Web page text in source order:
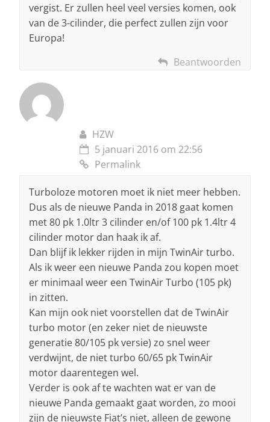
vergist. Er zullen heel veel versies komen, ook
van de 3-cilinder, die perfect zullen zijn voor
Europa!
Beantwoorden
HZW
5 januari 2016 om 22:56
Permalink
Turboloze motoren moet ik niet meer hebben.
Dus als de nieuwe Panda in 2018 gaat komen
met 80 pk 1.0ltr 3 cilinder en/of 100 pk 1.4ltr 4
cilinder motor dan haak ik af.
Dan blijf ik lekker rijden in mijn TwinAir turbo.
Als ik weer een nieuwe Panda zou kopen moet
er minimaal weer een TwinAir Turbo (105 pk)
in zitten.
Kan mijn ook niet voorstellen dat de TwinAir
turbo motor (en zeker niet de nieuwste
generatie 80/105 pk versie) zo snel weer
verdwijnt, de niet turbo 60/65 pk TwinAir
motor daarentegen wel.
Verder is ook af te wachten wat er van de
nieuwe Panda gemaakt gaat worden, zo mooi
zijn de nieuwste Fiat’s niet, alleen de gewone